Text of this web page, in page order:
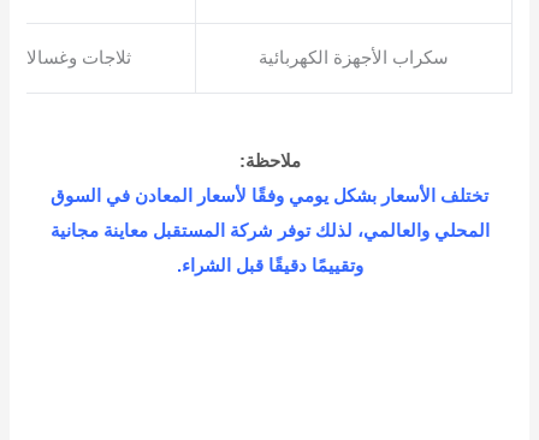
سكراب الأجهزة الكهربائية ثلاجات
ملاحظة:
تختلف الأسعار بشكل يومي وفقًا لأسعار المعادن في السوق
المحلي والعالمي، لذلك توفر شركة المستقبل معاينة مجانية
وتقييمًا دقيقًا قبل الشراء.